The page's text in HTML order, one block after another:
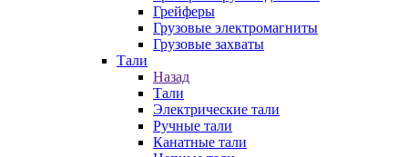
Грейферы
Грузовые электромагниты
Грузовые захваты
Тали
Назад
Тали
Электрические тали
Ручные тали
Канатные тали